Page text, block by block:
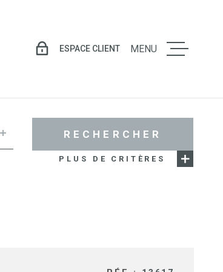
VENTE
MENU
PLUS DE CRITÈRES
RECHERCHER
ESPACE CLIENT